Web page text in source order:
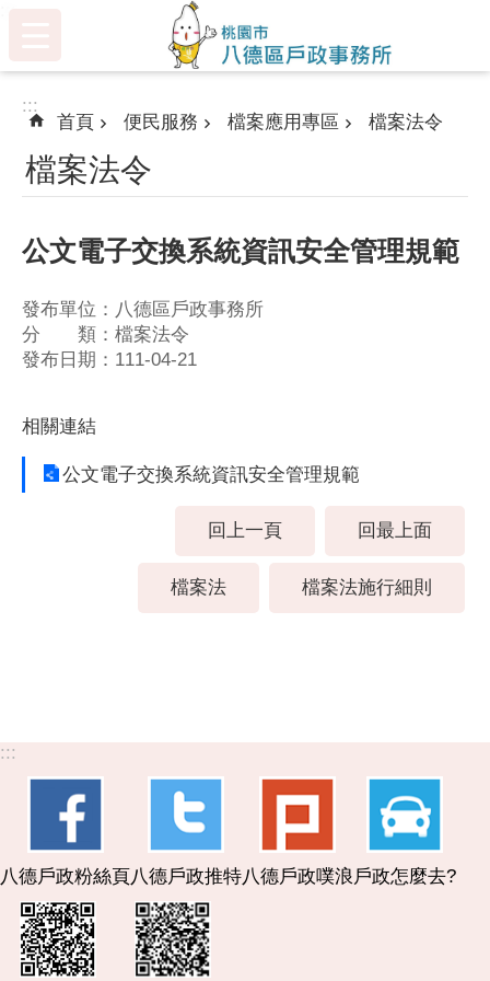
:::
首頁 便民服務 檔案應用專區 檔案法令
檔案法令
公文電子交換系統資訊安全管理規範
發布單位：八德區戶政事務所
分 類：檔案法令
發布日期：111-04-21
相關連結
公文電子交換系統資訊安全管理規範
回上一頁 回最上面
檔案法 檔案法施行細則
:::
八德戶政粉絲頁 八德戶政推特八德戶政噗浪戶政怎麼去?